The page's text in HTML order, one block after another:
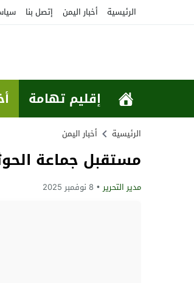
الرئيسية أخبار اليمن إتصل بنا
إقليم تهامة
الرئيسية أخبار اليمن
مستقبل جماعة
مدير التحرير 8 نوفمبر 2025